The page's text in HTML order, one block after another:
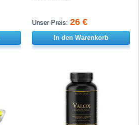
Unser Preis: 26 €
In den Warenkorb